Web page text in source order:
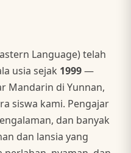
Language) telah
usia sejak 1999—
Mandarin di Yunnan,
siswa kami. Pengajar
dan banyak
dan lansia yang